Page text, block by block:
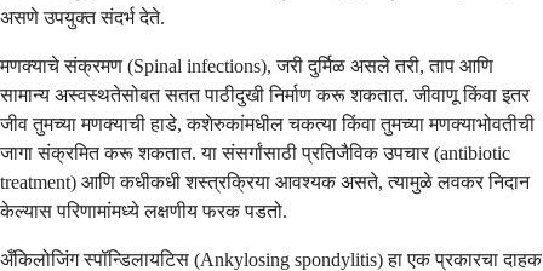
असणे उपयुक्त संदर्भ देते.
मणक्याचे संक्रमण (Spinal infections), जरी दुर्मिळ असले तरी, ताप आणि
सामान्य अस्वस्थतेसोबत सतत पाठीदुखी निर्माण करू शकतात. जीवाणू किंवा इतर
जीव तुमच्या मणक्याची हाडे, कशेरुकांमधील चकत्या किंवा तुमच्या मणक्याभोवतीची
जागा संक्रमित करू शकतात. या संसर्गांसाठी प्रतिजैविक उपचार (antibiotic
treatment) आणि कधीकधी शस्त्रक्रिया आवश्यक असते, त्यामुळे लवकर निदान
केल्यास परिणामांमध्ये लक्षणीय फरक पडतो.
अँकिलोजिंग स्पॉन्डिलायटिस (Ankylosing spondylitis) हा एक प्रकारचा दाहक